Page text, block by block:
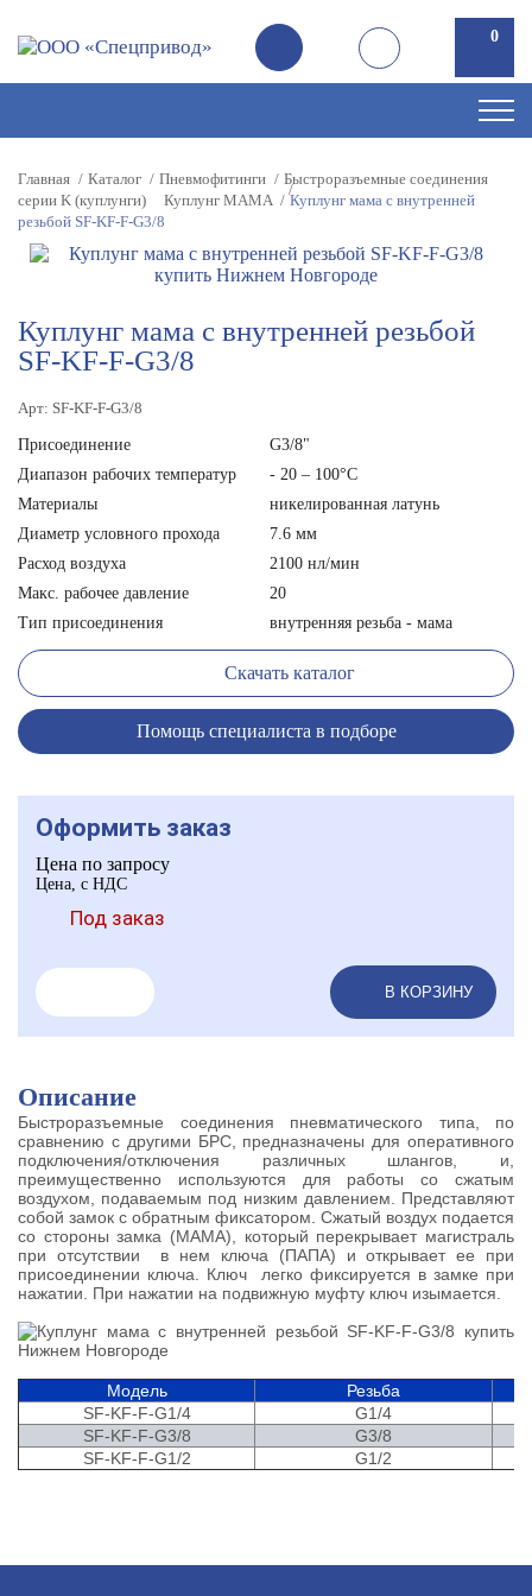
0
Главная Каталог Пневмофитинги
Быстроразъемные соединения
серии K (куплунги)
Куплунг MAMA
Куплунг мама с внутренней
резьбой SF-KF-F-G3/8
Куплунг мама с внутренней резьбой
SF-KF-F-G3/8
Арт: SF-KF-F-G3/8
Присоединение
G3/8"
Диапазон рабочих температур
- 20 – 100°С
Материалы
никелированная латунь
Диаметр условного прохода
7.6 мм
Расход воздуха
2100 нл/мин
Макс. рабочее давление
20
Тип присоединения
внутренняя резьба - мама
Скачать каталог
Помощь специалиста в подборе
Оформить заказ
Цена по запросу
Цена, с НДС
Под заказ
В КОРЗИНУ
Описание
Быстроразъемные соединения пневматического типа, по
сравнению с другими БРС, предназначены для оперативного
подключения/отключения различных шлангов, и,
преимущественно используются для работы со сжатым
воздухом, подаваемым под низким давлением. Представляют
собой замок с обратным фиксатором. Сжатый воздух подается
со стороны замка (МАМА), который перекрывает магистраль
при отсутствии в нем ключа (ПАПА) и открывает ее при
присоединении ключа. Ключ легко фиксируется в замке при
нажатии. При нажатии на подвижную муфту ключ изымается.
Модель
Резьба
SF-KF-F-G1/4
G1/4
SF-KF-F-G3/8
G3/8
SF-KF-F-G1/2
G1/2